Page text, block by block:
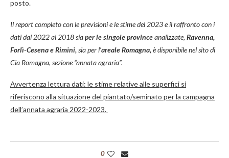
posto.
Il report completo con le previsioni e le stime del 2023 e il raffronto con i
dati dal 2022 al 2018 siaper le singole provinceanalizzate, Ravenna,
Forlì-Cesena e Rimini,sia per l’areale Romagna,è disponibile nel sito di
Cia Romagna, sezione “annata agraria”.
Avvertenza lettura dati: le stime relative alle superfici si
riferiscono alla situazione del piantato/seminato per la campagna
dell’annata agraria 2022-2023.
0